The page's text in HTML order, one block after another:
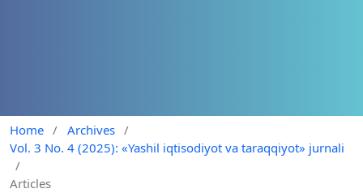
Home / Archives /
Vol. 3 No. 4 (2025): «Yashil iqtisodiyot va taraqqiyot» jurnali
/
Articles